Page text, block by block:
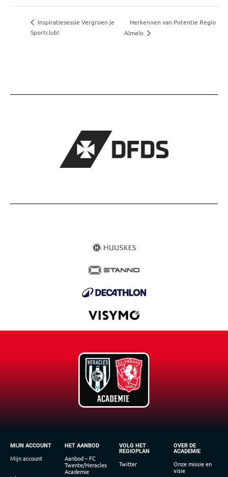
Inspiratiesessie Vergroen je
Sportclub!
Herkennen van Potentie Regio
Almelo
MIJN ACCOUNT
Mijn account
HET AANBOD
Aanbod – FC
Twente/Heracles
Academie
VOLG HET
REGIOPLAN
Twitter
OVER DE
ACADEMIE
Onze missie en
visie